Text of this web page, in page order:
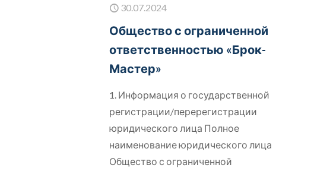
30.07.2024
Общество с ограниченной
ответственностью «Брок-
Мастер»
1. Информация о государственной
регистрации/перерегистрации
юридического лица Полное
наименование юридического лица
Общество с ограниченной